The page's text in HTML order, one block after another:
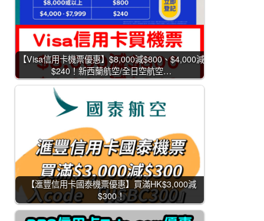
【Visa信用卡機票優惠】$8,000減$800、$4,000減
$240！新西蘭航空/全日空航空…
【滙豐信用卡國泰機票優惠】買滿HK$3,000減
$300！